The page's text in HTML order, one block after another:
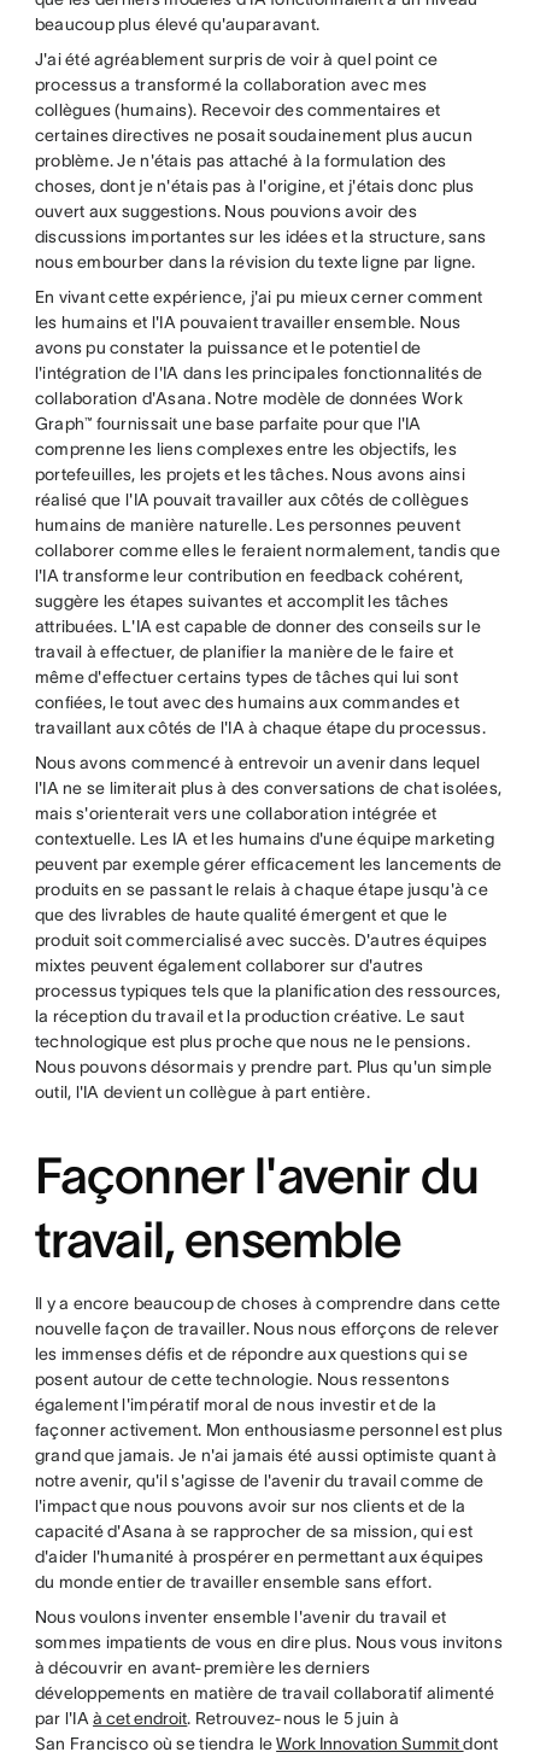
beaucoup plus élevé qu'auparavant.
J'ai été agréablement surpris de voir à quel point ce
processus a transformé la collaboration avec mes
collègues (humains). Recevoir des commentaires et
certaines directives ne posait soudainement plus aucun
problème. Je n'étais pas attaché à la formulation des
choses, dont je n'étais pas à l'origine, et j'étais donc plus
ouvert aux suggestions. Nous pouvions avoir des
discussions importantes sur les idées et la structure, sans
nous embourber dans la révision du texte ligne par ligne.
En vivant cette expérience, j'ai pu mieux cerner comment
les humains et l'IA pouvaient travailler ensemble. Nous
avons pu constater la puissance et le potentiel de
l'intégration de l'IA dans les principales fonctionnalités de
collaboration d'Asana. Notre modèle de données Work
Graph™ fournissait une base parfaite pour que l'IA
comprenne les liens complexes entre les objectifs, les
portefeuilles, les projets et les tâches. Nous avons ainsi
réalisé que l'IA pouvait travailler aux côtés de collègues
humains de manière naturelle. Les personnes peuvent
collaborer comme elles le feraient normalement, tandis que
l'IA transforme leur contribution en feedback cohérent,
suggère les étapes suivantes et accomplit les tâches
attribuées. L'IA est capable de donner des conseils sur le
travail à effectuer, de planifier la manière de le faire et
même d'effectuer certains types de tâches qui lui sont
confiées, le tout avec des humains aux commandes et
travaillant aux côtés de l'IA à chaque étape du processus.
Nous avons commencé à entrevoir un avenir dans lequel
l'IA ne se limiterait plus à des conversations de chat isolées,
mais s'orienterait vers une collaboration intégrée et
contextuelle. Les IA et les humains d'une équipe marketing
peuvent par exemple gérer efficacement les lancements de
produits en se passant le relais à chaque étape jusqu'à ce
que des livrables de haute qualité émergent et que le
produit soit commercialisé avec succès. D'autres équipes
mixtes peuvent également collaborer sur d'autres
processus typiques tels que la planification des ressources,
la réception du travail et la production créative. Le saut
technologique est plus proche que nous ne le pensions.
Nous pouvons désormais y prendre part. Plus qu'un simple
outil, l'IA devient un collègue à part entière.
Façonner l'avenir du
travail, ensemble
Il y a encore beaucoup de choses à comprendre dans cette
nouvelle façon de travailler. Nous nous efforçons de relever
les immenses défis et de répondre aux questions qui se
posent autour de cette technologie. Nous ressentons
également l'impératif moral de nous investir et de la
façonner activement. Mon enthousiasme personnel est plus
grand que jamais. Je n'ai jamais été aussi optimiste quant à
notre avenir, qu'il s'agisse de l'avenir du travail comme de
l'impact que nous pouvons avoir sur nos clients et de la
capacité d'Asana à se rapprocher de sa mission, qui est
d'aider l'humanité à prospérer en permettant aux équipes
du monde entier de travailler ensemble sans effort.
Nous voulons inventer ensemble l'avenir du travail et
sommes impatients de vous en dire plus. Nous vous invitons
à découvrir en avant-première les derniers
développements en matière de travail collaboratif alimenté
par l'IAà cet endroit. Retrouvez-nous le 5 juin à
San Francisco où se tiendra leWork Innovation Summitdont